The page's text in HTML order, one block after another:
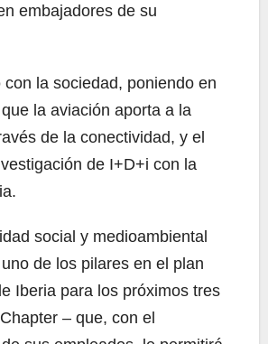
embajadores de su
con la sociedad, poniendo en
la aviación aporta a la
de la conectividad, y el
de I+D+i con la
social y medioambiental
de los pilares en el plan
Iberia para los próximos tres
– que, con el